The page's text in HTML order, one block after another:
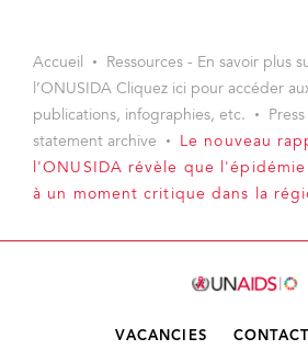
Accueil
Ressources - En savoir plus
l’ONUSIDA Cliquez ici pour accéder
publications, infographies, etc.
statement archive
Le nouveau
l'ONUSIDA révèle que
à un moment critique dans la
VACANCIES